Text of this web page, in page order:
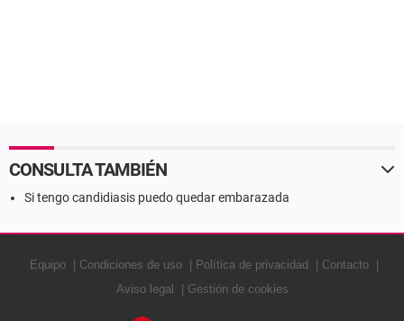
CONSULTA TAMBIÉN
Si tengo candidiasis puedo quedar embarazada
Equipo Condiciones de uso Política de privacidad
Contacto
Aviso legal
Gestión de cookies